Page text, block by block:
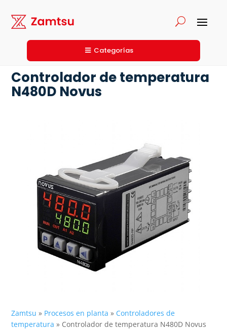
Categorías
Zamtsu » Procesos en planta » Controladores de
temperatura » Controlador de temperatura N480D Novus
Controlador de temperatura
N480D Novus